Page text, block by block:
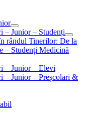
– Junior – Studenți
rândul Tinerilor: De la
– Studenți Medicină
– Junior – Elevi
– Junior – Preșcolari &